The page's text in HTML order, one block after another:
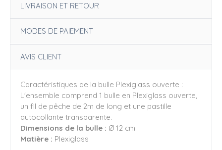
LIVRAISON ET RETOUR
MODES DE PAIEMENT
AVIS CLIENT
Caractéristiques de la bulle Plexiglass ouverte :
L'ensemble comprend 1 bulle en Plexiglass ouverte,
un fil de pêche de 2m de long et une pastille
autocollante transparente.
Dimensions de la bulle : Ø 12 cm
Matière : Plexiglass